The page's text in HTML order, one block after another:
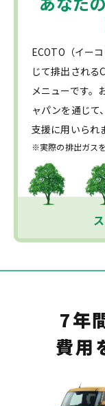
ECOTO（イー
じて排出される
メニューです。
ャパンを通じて
支援に用いられ
※実際の排出ガス
7年
費用